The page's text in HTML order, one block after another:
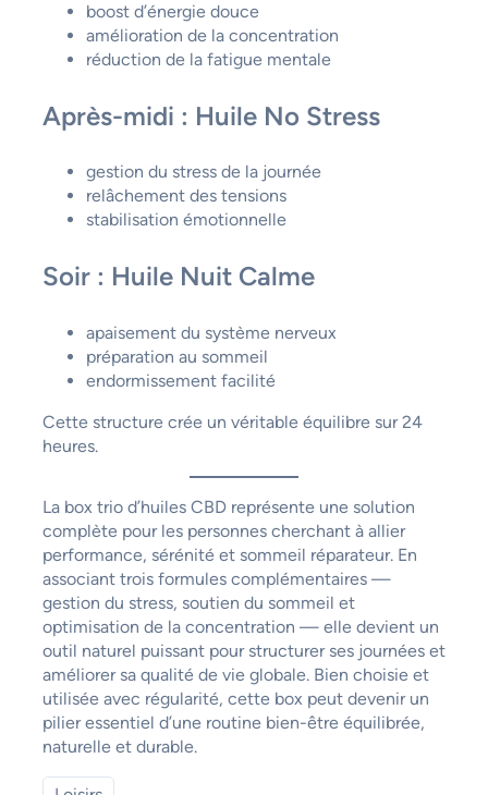
boost d’énergie douce
amélioration de la concentration
réduction de la fatigue mentale
Après-midi : Huile No Stress
gestion du stress de la journée
relâchement des tensions
stabilisation émotionnelle
Soir : Huile Nuit Calme
apaisement du système nerveux
préparation au sommeil
endormissement facilité
Cette structure crée un véritable équilibre sur 24
heures.
La box trio d’huiles CBD représente une solution
complète pour les personnes cherchant à allier
performance, sérénité et sommeil réparateur. En
associant trois formules complémentaires —
gestion du stress, soutien du sommeil et
optimisation de la concentration — elle devient un
outil naturel puissant pour structurer ses journées et
améliorer sa qualité de vie globale. Bien choisie et
utilisée avec régularité, cette box peut devenir un
pilier essentiel d’une routine bien-être équilibrée,
naturelle et durable.